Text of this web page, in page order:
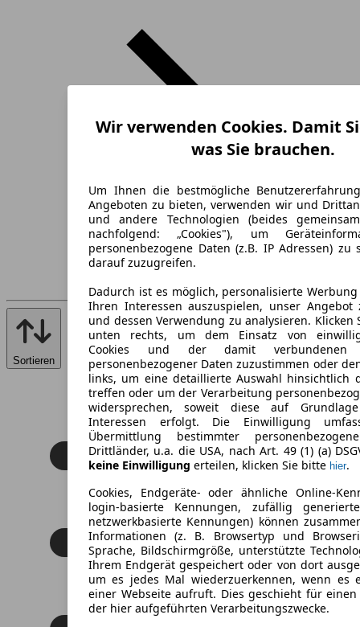
Sortieren
Wir verwenden Cookies. Damit
was Sie brauchen.
Um Ihnen die bestmögliche
Angeboten zu bieten, verwenden wir und
und andere Technologien (beides
nachfolgend: „Cookies"), um
personenbezogene Daten (z.B. IP Adressen) zu
darauf zuzugreifen.
Dadurch ist es möglich, personalisierte
Ihren Interessen auszuspielen, unser Angebot
und dessen Verwendung zu analysieren. Klicken
unten rechts, um dem Einsatz von
Cookies und der damit verbundenen
personenbezogener Daten zuzustimmen oder
links, um eine detaillierte Auswahl hinsichtlich
treffen oder um der Verarbeitung
widersprechen, soweit diese auf
Interessen erfolgt. Die Einwilligung
Übermittlung bestimmter
Drittländer, u.a. die USA, nach Art. 49 (1) (a)
keine Einwilligung erteilen, klicken Sie bitte hier.
Cookies, Endgeräte- oder ähnliche Online-
login-basierte Kennungen, zufällig
netzwerkbasierte Kennungen) können
Informationen (z. B. Browsertyp und
Sprache, Bildschirmgröße, unterstützte
Ihrem Endgerät gespeichert oder von dort
um es jedes Mal wiederzuerkennen, wenn es
einer Webseite aufruft. Dies geschieht für
der hier aufgeführten Verarbeitungszwecke.